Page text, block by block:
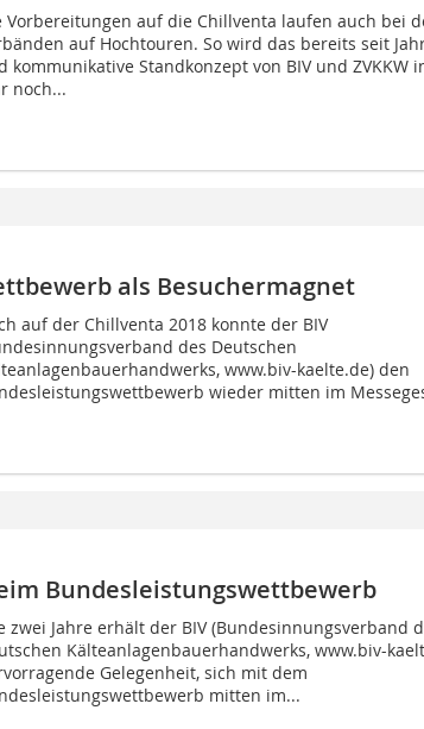
Vorbereitungen auf die Chillventa laufen auch bei
auf Hochtouren. So wird das bereits seit
kommunikative Standkonzept von BIV und ZVKKW
noch...
als Besuchermagnet
auf der Chillventa 2018 konnte der BIV
des Deutschen
www.biv-kael­te.de) den
wieder mitten im
Bundesleistungswettbewerb
zwei Jahre erhält der BIV (Bundesinnungsverband
Kälteanlagenbauerhandwerks, www.biv-
Gelegenheit, sich mit dem
mitten im...